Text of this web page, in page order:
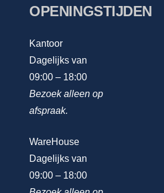
OPENINGSTIJDEN
Kantoor
Dagelijks van
09:00 – 18:00
Bezoek alleen op
afspraak.
WareHouse
Dagelijks van
09:00 – 18:00